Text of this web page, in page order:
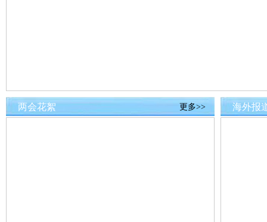
更多>>
两会花絮 海外报